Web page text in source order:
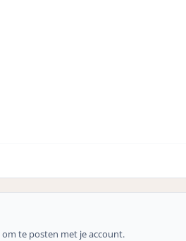
om te posten met je account.